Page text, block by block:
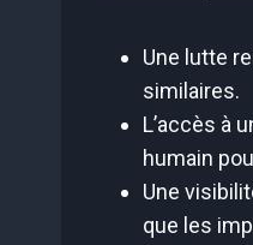
Une lutte
similaires.
L’accès à
humain
Une
que les